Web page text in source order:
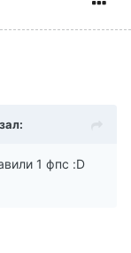
1 фпс :D